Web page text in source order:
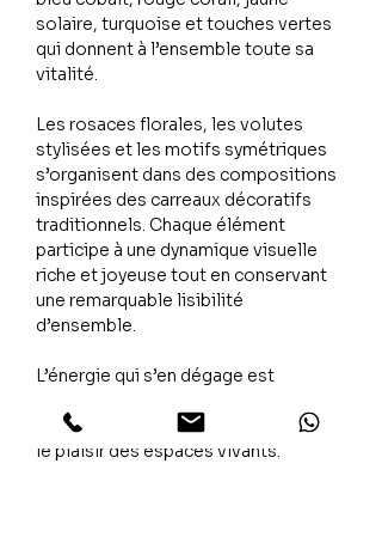
solaire, turquoise et touches vertes
qui donnent à l’ensemble toute sa
vitalité.
Les rosaces florales, les volutes
stylisées et les motifs symétriques
s’organisent dans des compositions
inspirées des carreaux décoratifs
traditionnels. Chaque élément
participe à une dynamique visuelle
riche et joyeuse tout en conservant
une remarquable lisibilité
d’ensemble.
L’énergie qui s’en dégage est
évoquant le partage, la créativité et
le plaisir des espaces vivants.